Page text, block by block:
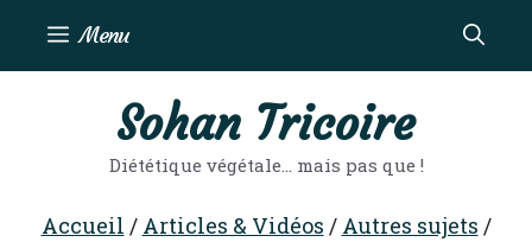
contenu
Menu
Sohan Tricoire
Diététique végétale… mais pas que !
Accueil / Articles & Vidéos / Autres sujets /